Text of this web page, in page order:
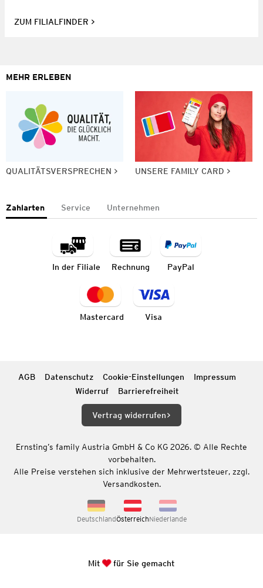
ZUM FILIALFINDER
MEHR ERLEBEN
QUALITÄTSVERSPRECHEN UNSERE FAMILY CARD
Zahlarten Service Unternehmen
In der Filiale Rechnung PayPal
Mastercard Visa
AGB Datenschutz Cookie-Einstellungen
Impressum
Widerruf
Barrierefreiheit
Vertrag widerrufen
Ernsting’s family Austria GmbH & Co KG 2026. © Alle Rechte
vorbehalten.
Alle Preise verstehen sich inklusive der Mehrwertsteuer, zzgl.
Versandkosten.
DeutschlandÖsterreichNiederlande
Mit für Sie gemacht